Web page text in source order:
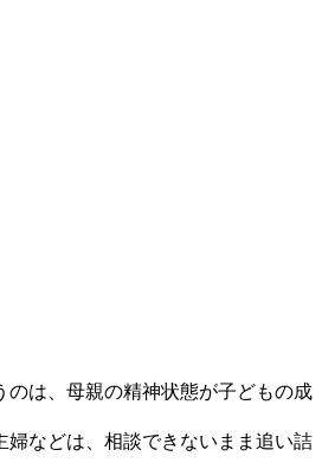
は、母親の精神状態が子どもの成
などは、相談できないまま追い詰